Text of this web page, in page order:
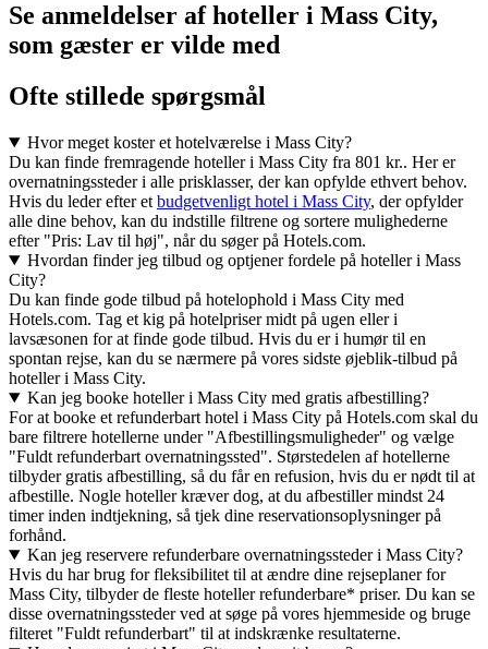
Se anmeldelser af hoteller i Mass City,
som gæster er vilde med
Ofte stillede spørgsmål
Hvor meget koster et hotelværelse i Mass City?
Du kan finde fremragende hoteller i Mass City fra 801 kr.. Her er
overnatningssteder i alle prisklasser, der kan opfylde ethvert behov.
Hvis du leder efter et budgetvenligt hotel i Mass City, der opfylder
alle dine behov, kan du indstille filtrene og sortere mulighederne
efter "Pris: Lav til høj", når du søger på Hotels.com.
Hvordan finder jeg tilbud og optjener fordele på hoteller i Mass
City?
Du kan finde gode tilbud på hotelophold i Mass City med
Hotels.com. Tag et kig på hotelpriser midt på ugen eller i
lavsæsonen for at finde gode tilbud. Hvis du er i humør til en
spontan rejse, kan du se nærmere på vores sidste øjeblik-tilbud på
hoteller i Mass City.
Kan jeg booke hoteller i Mass City med gratis afbestilling?
For at booke et refunderbart hotel i Mass City på Hotels.com skal du
bare filtrere hotellerne under "Afbestillingsmuligheder" og vælge
"Fuldt refunderbart overnatningssted". Størstedelen af hotellerne
tilbyder gratis afbestilling, så du får en refusion, hvis du er nødt til at
afbestille. Nogle hoteller kræver dog, at du afbestiller mindst 24
timer inden indtjekning, så tjek dine reservationsoplysninger på
forhånd.
Kan jeg reservere refunderbare overnatningssteder i Mass City?
Hvis du har brug for fleksibilitet til at ændre dine rejseplaner for
Mass City, tilbyder de fleste hoteller refunderbare* priser. Du kan se
disse overnatningssteder ved at søge på vores hjemmeside og bruge
filteret "Fuldt refunderbart" til at indskrænke resultaterne.